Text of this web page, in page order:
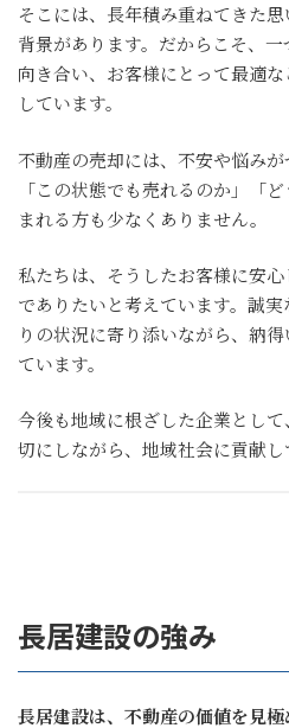
そこには、長年積み重ねてきた思
背景があります。だからこそ、
向き合い、お客様にとって最適
しています。
不動産の売却には、不安や悩みが
「この状態でも売れるのか」「
まれる方も少なくありません。
私たちは、そうしたお客様に安
でありたいと考えています。誠
りの状況に寄り添いながら、納
ています。
今後も地域に根ざした企業とし
切にしながら、地域社会に貢献し
長居建設の強み
長居建設は、不動産の価値を見